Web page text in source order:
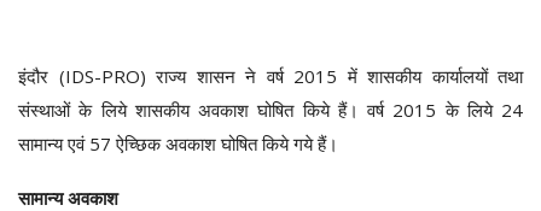
इंदौर (IDS-PRO) राज्य शासन ने वर्ष 2015 में शासकीय कार्यालयों तथा
संस्थाओं के लिये शासकीय अवकाश घोषित किये हैं। वर्ष 2015 के लिये 24
सामान्य एवं 57 ऐच्छिक अवकाश घोषित किये गये हैं।
सामान्य अवकाश